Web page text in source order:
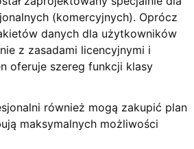
(komercyjnych). Oprócz
danych dla użytkowników
z zasadami licencyjnymi i
oferuje szereg funkcji klasy
również mogą zakupić plan
maksymalnych możliwości